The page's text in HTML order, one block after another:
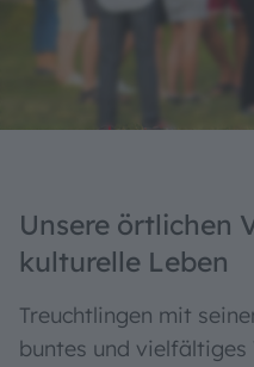
Unsere örtlichen
kulturelle Leben
Treuchtlingen mit
buntes und vielfältiges